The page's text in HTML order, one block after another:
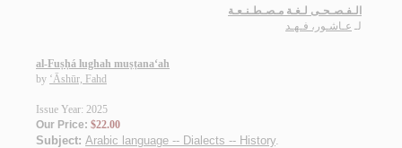
الـفـصـحـى لـغـة مـصـطـنـعـة
لـ عـاشـور، فـهـد
al-Fuṣḥá lughah muṣṭana‘ah
by ‘Āshūr, Fahd
Issue Year: 2025
Our Price: $22.00
Subject: Arabic language -- Dialects -- History.